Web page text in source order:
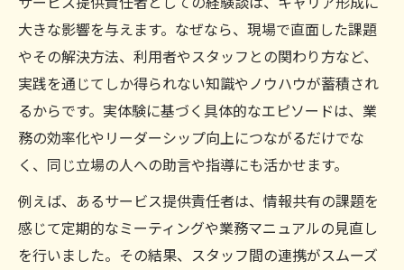
大きな影響を与えます。なぜなら、現場で直面した課題
やその解決方法、利用者やスタッフとの関わり方など、
実践を通じてしか得られない知識やノウハウが蓄積され
るからです。実体験に基づく具体的なエピソードは、業
務の効率化やリーダーシップ向上につながるだけでな
く、同じ立場の人への助言や指導にも活かせます。
例えば、あるサービス提供責任者は、情報共有の課題を
感じて定期的なミーティングや業務マニュアルの見直し
を行いました。その結果、スタッフ間の連携がスムーズ